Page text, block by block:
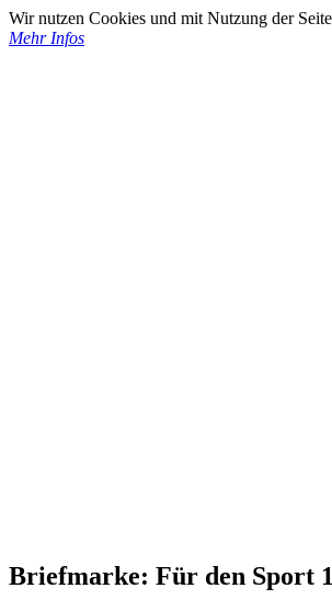
Wir nutzen Cookies und mit Nutzung der
Mehr Infos
Briefmarke: Für den Sport